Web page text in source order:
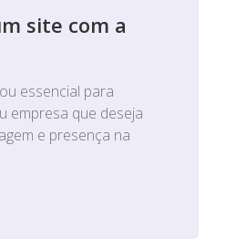
site com a
essencial para
empresa que deseja
e presença na